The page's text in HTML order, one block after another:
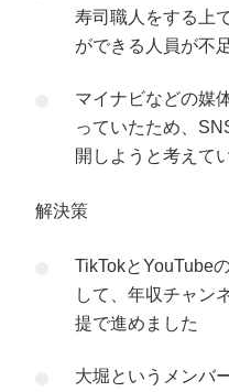
寿司職人をする上
ができる人員が不
マイナビなどの媒
っていたため、
開しようと考えて
解決策
TikTokとYouTube
して、年収チャン
提で進めました
大堀というメンバ